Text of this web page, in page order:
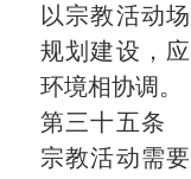
以宗教活动
规划建设，
环境相协调。
第三十五条
宗教活动需